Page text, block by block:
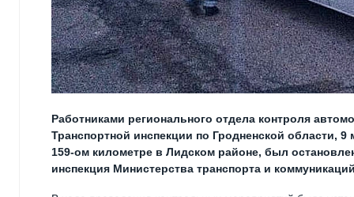
Работниками регионального отдела контроля
Транспортной инспекции по Гродненской области,
159-ом километре в Лидском районе, был
инспекция Министерства транспорта и